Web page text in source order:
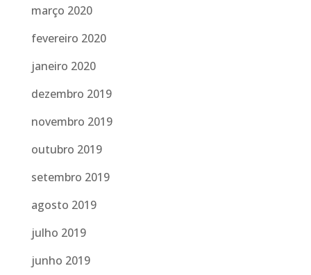
março 2020
fevereiro 2020
janeiro 2020
dezembro 2019
novembro 2019
outubro 2019
setembro 2019
agosto 2019
julho 2019
junho 2019